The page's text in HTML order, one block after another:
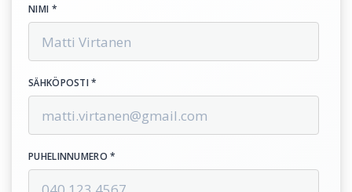
NIMI *
SÄHKÖPOSTI *
PUHELINNUMERO *